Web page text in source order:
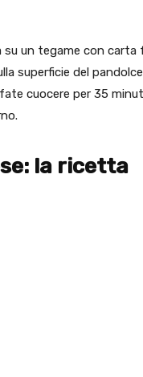
un tegame con carta
superficie del
cuocere per 35
la ricetta